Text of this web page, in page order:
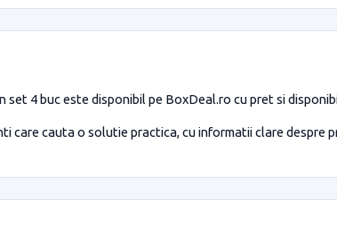
set 4 buc este disponibil pe BoxDeal.ro cu pret si
care cauta o solutie practica, cu informatii clare despre